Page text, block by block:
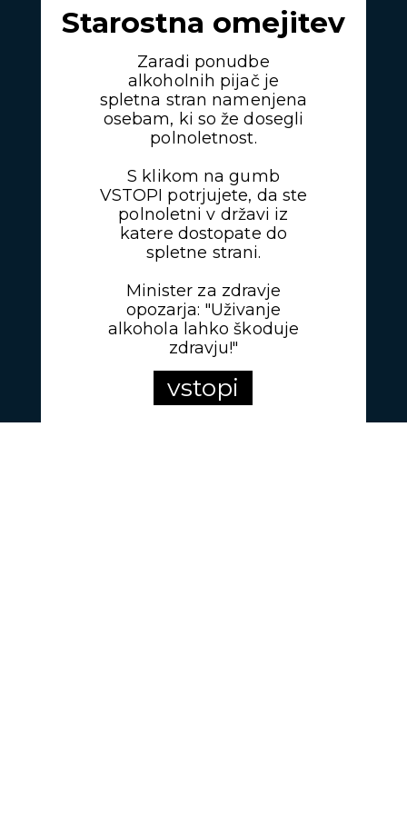
Starostna omejitev
Zaradi ponudbe
alkoholnih pijač je
spletna stran namenjena
osebam, ki so že dosegli
polnoletnost.
S klikom na gumb
VSTOPI potrjujete, da ste
polnoletni v državi iz
katere dostopate do
spletne strani.
Minister za zdravje
opozarja: "Uživanje
alkohola lahko škoduje
zdravju!"
vstopi